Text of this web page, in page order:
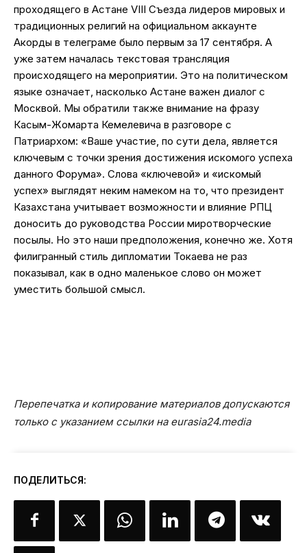
проходящего в Астане VIІI Съезда лидеров мировых и
традиционных религий на официальном аккаунте
Акорды в телеграме было первым за 17 сентября. А
уже затем началась текстовая трансляция
происходящего на мероприятии. Это на политическом
языке означает, насколько Астане важен диалог с
Москвой. Мы обратили также внимание на фразу
Касым-Жомарта Кемелевича в разговоре с
Патриархом: «Ваше участие, по сути дела, является
ключевым с точки зрения достижения искомого успеха
данного Форума». Слова «ключевой» и «искомый
успех» выглядят неким намеком на то, что президент
Казахстана учитывает возможности и влияние РПЦ
доносить до руководства России миротворческие
посылы. Но это наши предположения, конечно же. Хотя
филигранный стиль дипломатии Токаева не раз
показывал, как в одно маленькое слово он может
уместить большой смысл.
Перепечатка и копирование материалов допускаются
только с указанием ссылки на eurasia24.media
ПОДЕЛИТЬСЯ: